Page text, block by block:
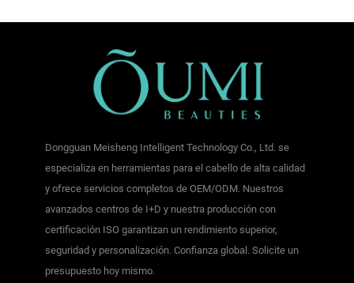
Dongguan Meisheng Intelligent Technology Co., Ltd. se
especializa en herramientas para el cabello de alta calidad
y ofrece servicios completos de OEM/ODM. Nuestros
avanzados centros de I+D y nuestra producción con
certificación ISO garantizan un rendimiento superior,
seguridad y personalización. Confianza global. Solicite un
presupuesto hoy mismo.